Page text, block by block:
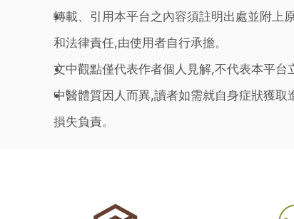
轉載、引用本平台之內容須註明出處並附上
和法律責任,由使用者自行承擔。
文中觀點僅代表作者個人見解,不代表本平台
中醫體質因人而異,讀者如需就自身症狀獲
損失負責。